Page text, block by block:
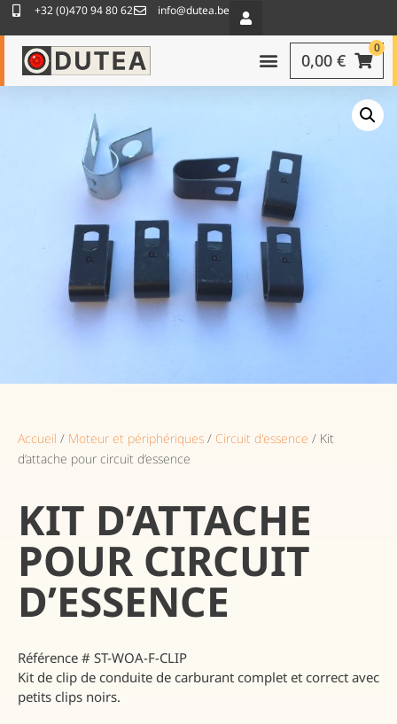
+32 (0)470 94 80 62 info@dutea.be
0
0,00 €
Accueil / Moteur et périphériques / Circuit d'essence / Kit
d’attache pour circuit d’essence
KIT D’ATTACHE
POUR CIRCUIT
D’ESSENCE
Référence # ST-WOA-F-CLIP
Kit de clip de conduite de carburant complet et correct avec
petits clips noirs.